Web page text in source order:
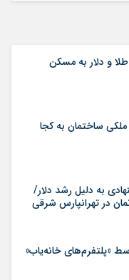
و دلار به مسکن
ساختمان به کجا
به دلیل رشد دلار/
در تهرانپارس شرقی
«پلتفرم‌های خانه‌یاب»